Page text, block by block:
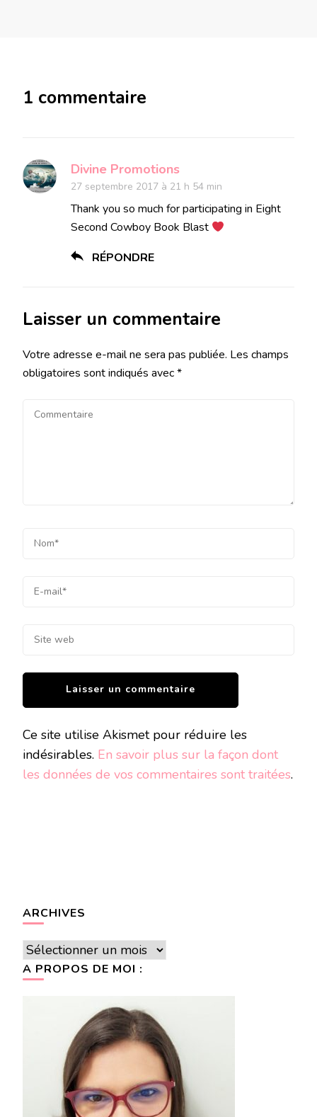
1 commentaire
Divine Promotions
27 septembre 2017 à 21 h 54 min
Thank you so much for participating in Eight
Second Cowboy Book Blast
RÉPONDRE
Laisser un commentaire
Votre adresse e-mail ne sera pas publiée. Les champs
obligatoires sont indiqués avec*
Ce site utilise Akismet pour réduire les
indésirables. En savoir plus sur la façon dont
les données de vos commentaires sont traitées.
ARCHIVES
Archives
A PROPOS DE MOI :